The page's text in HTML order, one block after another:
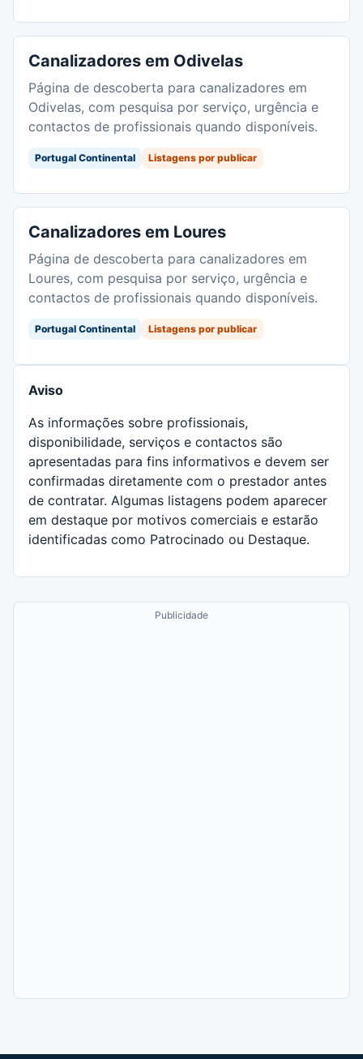
Canalizadores em Odivelas
Página de descoberta para canalizadores em
Odivelas, com pesquisa por serviço, urgência e
contactos de profissionais quando disponíveis.
Portugal Continental Listagens por publicar
Canalizadores em Loures
Página de descoberta para canalizadores em
Loures, com pesquisa por serviço, urgência e
contactos de profissionais quando disponíveis.
Portugal Continental Listagens por publicar
Aviso
As informações sobre profissionais,
disponibilidade, serviços e contactos são
apresentadas para fins informativos e devem ser
confirmadas diretamente com o prestador antes
de contratar. Algumas listagens podem aparecer
em destaque por motivos comerciais e estarão
identificadas como Patrocinado ou Destaque.
Publicidade